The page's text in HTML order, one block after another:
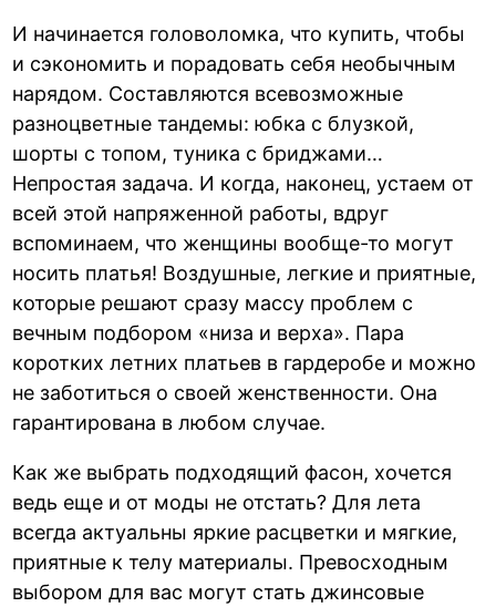
И начинается головоломка, что купить, чтобы
и сэкономить и порадовать себя необычным
нарядом. Составляются всевозможные
разноцветные тандемы: юбка с блузкой,
шорты с топом, туника с бриджами…
Непростая задача. И когда, наконец, устаем от
всей этой напряженной работы, вдруг
вспоминаем, что женщины вообще-то могут
носить платья! Воздушные, легкие и приятные,
которые решают сразу массу проблем с
вечным подбором «низа и верха». Пара
коротких летних платьев в гардеробе и можно
не заботиться о своей женственности. Она
гарантирована в любом случае.
Как же выбрать подходящий фасон, хочется
ведь еще и от моды не отстать? Для лета
всегда актуальны яркие расцветки и мягкие,
приятные к телу материалы. Превосходным
выбором для вас могут статьджинсовые